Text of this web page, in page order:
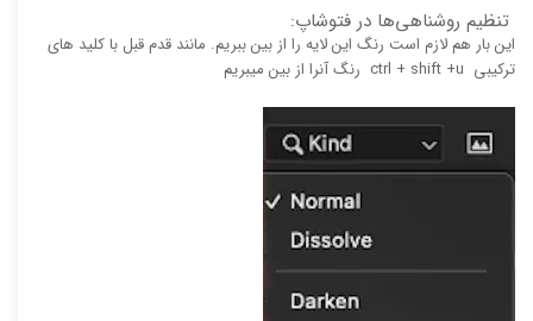
تنظیم روشناهی‌ها در فتوشاپ:
این بار هم لازم است رنگ این لایه را از بین ببریم. مانند قدم قبل با کلید های
ترکیبی ctrl + shift +u رنگ آنرا از بین میبریم